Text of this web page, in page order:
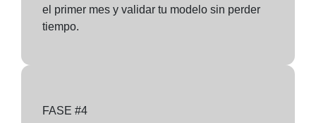
el primer mes y validar tu modelo sin perder
tiempo.
FASE #4